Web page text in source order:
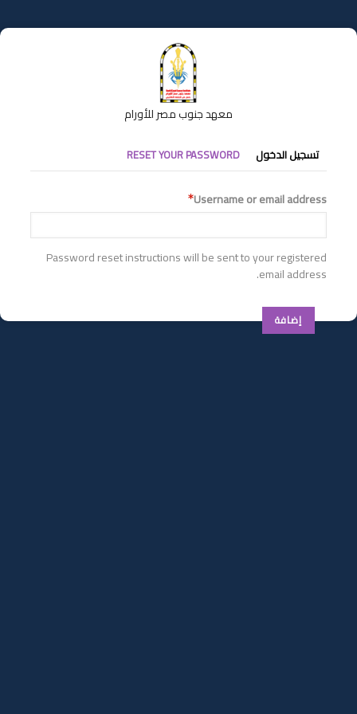
إلى
المحتوى
معهد جنوب مصر للأورام
التبويبات
الأساسية
تسجيل الدخول RESET YOUR PASSWORD
Username or email address
Password reset instructions will be sent to your registered
email address.